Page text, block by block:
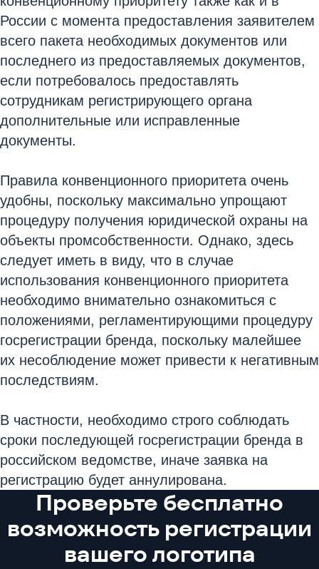
России с момента предоставления заявителем
всего пакета необходимых документов или
последнего из предоставляемых документов,
если потребовалось предоставлять
сотрудникам регистрирующего органа
дополнительные или исправленные
документы.
Правила конвенционного приоритета очень
удобны, поскольку максимально упрощают
процедуру получения юридической охраны на
объекты промсобственности. Однако, здесь
следует иметь в виду, что в случае
использования конвенционного приоритета
необходимо внимательно ознакомиться с
положениями, регламентирующими процедуру
госрегистрации бренда, поскольку малейшее
их несоблюдение может привести к негативным
последствиям.
В частности, необходимо строго соблюдать
сроки последующей госрегистрации бренда в
российском ведомстве, иначе заявка на
регистрацию будет аннулирована.
Проверьте бесплатно
возможность регистрации
вашего логотипа